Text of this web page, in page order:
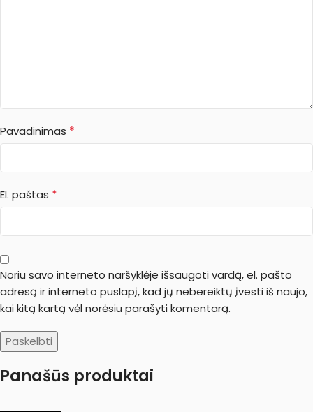
Pavadinimas *
El. paštas *
Noriu savo interneto naršyklėje išsaugoti vardą, el. pašto
adresą ir interneto puslapį, kad jų nebereiktų įvesti iš naujo,
kai kitą kartą vėl norėsiu parašyti komentarą.
Panašūs produktai